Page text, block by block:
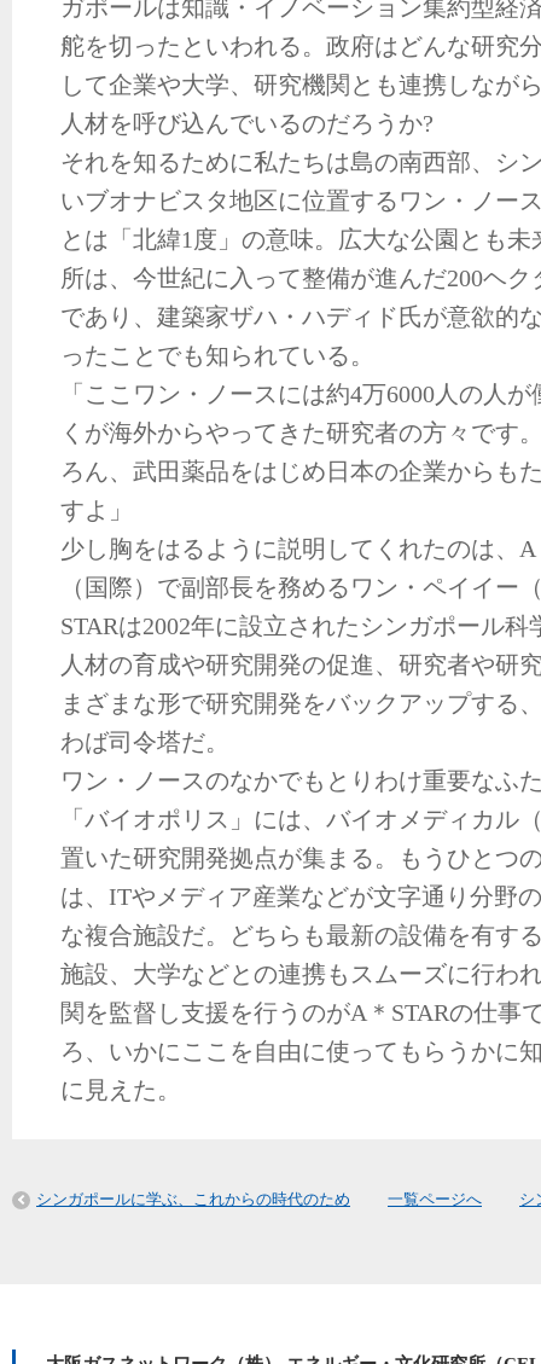
ガポールは知識・イノベーション集約型経
舵を切ったといわれる。政府はどんな研究
して企業や大学、研究機関とも連携しなが
人材を呼び込んでいるのだろうか?
それを知るために私たちは島の南西部、シ
いブオナビスタ地区に位置するワン・ノー
とは「北緯1度」の意味。広大な公園とも
所は、今世紀に入って整備が進んだ200ヘ
であり、建築家ザハ・ハディド氏が意欲的
ったことでも知られている。
「ここワン・ノースには約4万6000人の人
くが海外からやってきた研究者の方々です
ろん、武田薬品をはじめ日本の企業からも
すよ」
少し胸をはるように説明してくれたのは、
（国際）で副部長を務めるワン・ペイイー
STARは2002年に設立されたシンガポール
人材の育成や研究開発の促進、研究者や研
まざまな形で研究開発をバックアップする
わば司令塔だ。
ワン・ノースのなかでもとりわけ重要なふ
「バイオポリス」には、バイオメディカル
置いた研究開発拠点が集まる。もうひとつ
は、ITやメディア産業などが文字通り分野
な複合施設だ。どちらも最新の設備を有す
施設、大学などとの連携もスムーズに行わ
関を監督し支援を行うのがA＊STARの仕事
ろ、いかにここを自由に使ってもらうかに
に見えた。
シンガポールに学ぶ、これからの時代のため 一覧ページへ シ